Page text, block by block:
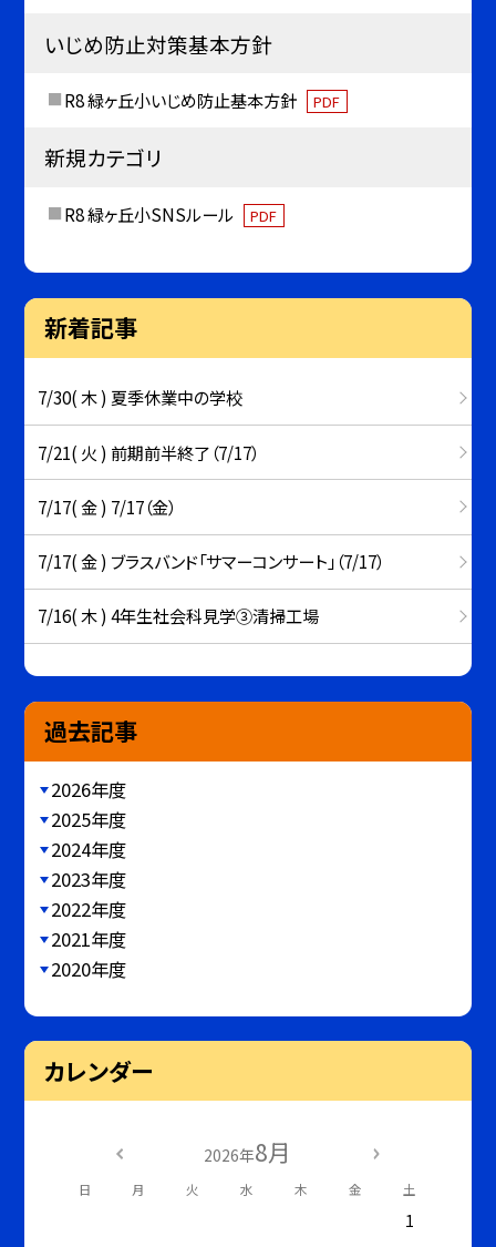
いじめ防止対策基本方針
R8 緑ヶ丘小いじめ防止基本方針 PDF
新規カテゴリ
R8 緑ヶ丘小SNSルール PDF
新着記事
7/30( 木 ) 夏季休業中の学校
7/21( 火 ) 前期前半終了（7/17）
7/17( 金 ) 7/17（金）
7/17( 金 ) ブラスバンド「サマーコンサート」（7/17）
7/16( 木 ) 4年生社会科見学③清掃工場
過去記事
2026年度
2025年度
2024年度
2023年度
2022年度
2021年度
2020年度
カレンダー
2026年8月
日 月 火 水 木 金 土
1